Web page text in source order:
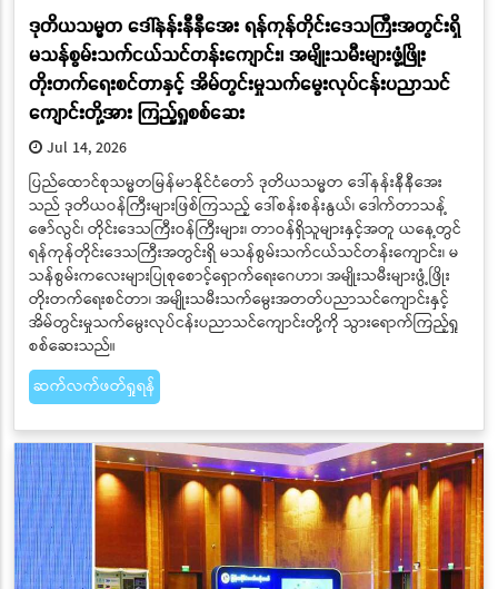
ဒုတိယသမ္မတ ဒေါ်နန်းနီနီအေး ရန်ကုန်တိုင်းဒေသကြီးအတွင်းရှိ
မသန်စွမ်းသက်ငယ်သင်တန်းကျောင်း၊ အမျိုးသမီးများဖွံ့ဖြိုး
တိုးတက်ရေးစင်တာနှင့် အိမ်တွင်းမှုသက်မွေးလုပ်ငန်းပညာသင်
ကျောင်းတို့အား ကြည့်ရှုစစ်ဆေး
Jul 14, 2026
ပြည်ထောင်စုသမ္မတမြန်မာနိုင်ငံတော် ဒုတိယသမ္မတ ဒေါ်နန်းနီနီအေး
သည် ဒုတိယဝန်ကြီးများဖြစ်ကြသည့် ဒေါ်စန်းစန်းနွယ်၊ ဒေါက်တာသန့်
ဇော်လွင်၊ တိုင်းဒေသကြီးဝန်ကြီးများ၊ တာဝန်ရှိသူများနှင့်အတူ ယနေ့တွင်
ရန်ကုန်တိုင်းဒေသကြီးအတွင်းရှိ မသန်စွမ်းသက်ငယ်သင်တန်းကျောင်း၊ မ
သန်စွမ်းကလေးများပြုစုစောင့်ရှောက်ရေးဂေဟာ၊ အမျိုးသမီးများဖွံ့ဖြိုး
တိုးတက်ရေးစင်တာ၊ အမျိုးသမီးသက်မွေးအတတ်ပညာသင်ကျောင်းနှင့်
အိမ်တွင်းမှုသက်မွေးလုပ်ငန်းပညာသင်ကျောင်းတို့ကို သွားရောက်ကြည့်ရှု
စစ်ဆေးသည်။
ဆက်လက်ဖတ်ရှုရန်